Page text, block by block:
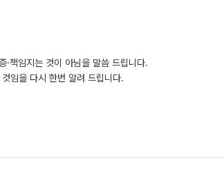
책임지는 것이 아님을 말씀 드립니다.
임을 다시 한번 알려 드립니다.